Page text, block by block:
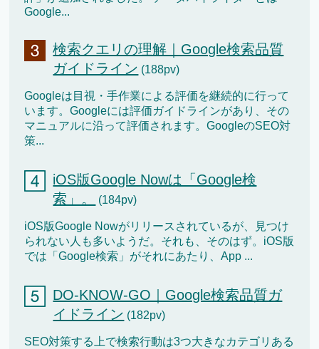
Google...
検索クエリの理解｜Google検索品質
ガイドライン (188pv)
Googleは目視・手作業による評価を継続的に行って
います。Googleには評価ガイドラインがあり、その
マニュアルに沿って評価されます。GoogleのSEO対
策...
iOS版Google Nowは「Google検
索」。
(184pv)
iOS版Google Nowがリリースされているが、見つけ
られない人も多いようだ。それも、そのはず。iOS版
では「Google検索」がそれにあたり、App ...
DO-KNOW-GO｜Google検索品質ガ
イドライン (182pv)
SEO対策する上で検索行動は3つ大きなカテゴリある